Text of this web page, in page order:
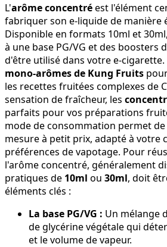
L'arôme concentréest l'élément
fabriquer son e-liquide de manière
Disponible en formats 10ml et
à une base PG/VG et des boosters
d'être utilisé dans votre e-cigarette.
mono-arômes de Kung Fruits
les recettes fruitées complexes de
sensation de fraîcheur, les
parfaits pour vos préparations
mode de consommation permet
mesure à petit prix, adapté à votre
préférences de vapotage. Pour
l'arôme concentré, généralement
pratiques de 10ml ou 30ml, doit
éléments clés :
La base PG/VG : Un mélange
de glycérine végétale qui
et le volume de vapeur.